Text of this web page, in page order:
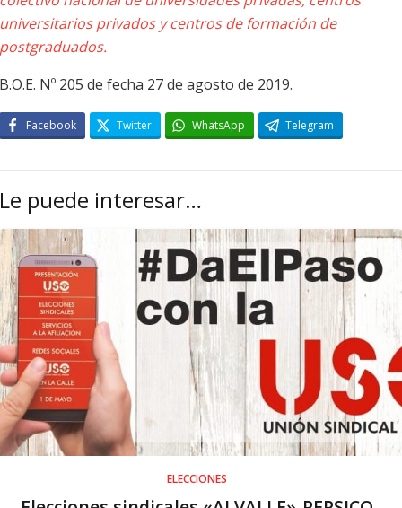
universitarios privados y centros de formación de
postgraduados.
B.O.E. Nº 205 de fecha 27 de agosto de 2019.
Facebook Twitter WhatsApp Telegram
Le puede interesar…
ELECCIONES